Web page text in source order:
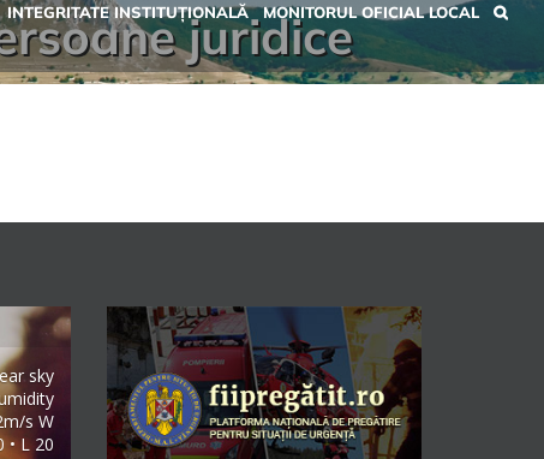
INTEGRITATE INSTITUȚIONALĂ MONITORUL OFICIAL LOCAL
juridice
sky
s W
• L 20